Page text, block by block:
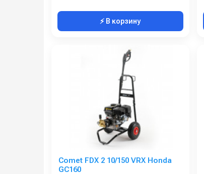
⚡ В корзину
Comet FDX 2 10/150 VRX Honda
GC160